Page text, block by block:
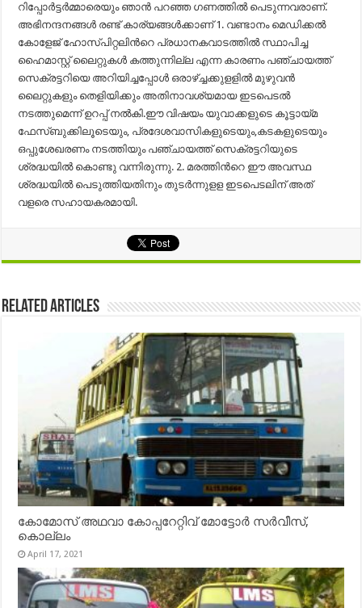
റിപ്പോര്‍ട്ടര്‍മ്മാരെയും ഞാന്‍ പറഞ്ഞ ഗണത്തില്‍ പെടുന്നവരാണ്.
അഭിനന്ദനങ്ങള്‍ രണ്ട് കാര്യങ്ങള്‍ക്കാണ് 1. വണ്ടാനം മെഡിക്കല്‍
കോളേജ് ഹോസ്പിറ്റലിന്‍റെ പ്രധാനകവാടത്തില്‍ സ്ഥാപിച്ച
ഹൈമാസ്റ്റ് ലൈറ്റുകള്‍ കത്തുന്നില്ല എന്ന കാരണം പഞ്ചായത്ത്
സെക്രട്ടറിയെ അറിയിച്ചപ്പോള്‍ ഒരാഴ്ച്ചക്കുളളില്‍ മുഴുവന്‍
ലൈറ്റുകളും തെളിയിക്കും അതിനാവശ്യമായ ഇടപെടല്‍
നടത്തുമെന്ന് ഉറപ്പ് നല്‍കി.ഈ വിഷയം യുവാക്കളുടെ കൂട്ടായ്മ
ഫേസ്ബുക്കിലൂടെയും, പ്രദേശവാസികളുടെയും,കടകളുടെയും
ഒപ്പുശേഖരണം നടത്തിയും പഞ്ചായത്ത് സെക്രട്ടറിയുടെ
ശ്രദ്ധയില്‍ കൊണ്ടു വന്നിരുന്നു. 2. മരത്തിന്‍റെ ഈ അവസ്ഥ
ശ്രദ്ധയില്‍ പെടുത്തിയതിനും തുടര്‍ന്നുളള ഇടപെടലിന് അത്
വളരെ സഹായകരമായി.
Related Articles
കോമോസ് അഥവാ കോപ്പറേറ്റിവ് മോട്ടോര്‍ സര്‍വീസ്,
കൊല്ലം
April 17, 2021